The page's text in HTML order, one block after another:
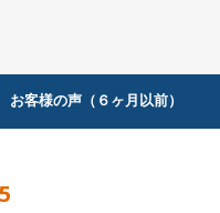
お客様の声（６ヶ月以前）
5